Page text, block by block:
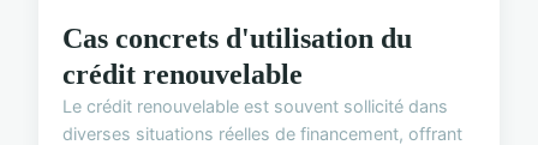
Cas concrets d'utilisation du
crédit renouvelable
Le crédit renouvelable est souvent sollicité dans
diverses situations réelles de financement, offrant